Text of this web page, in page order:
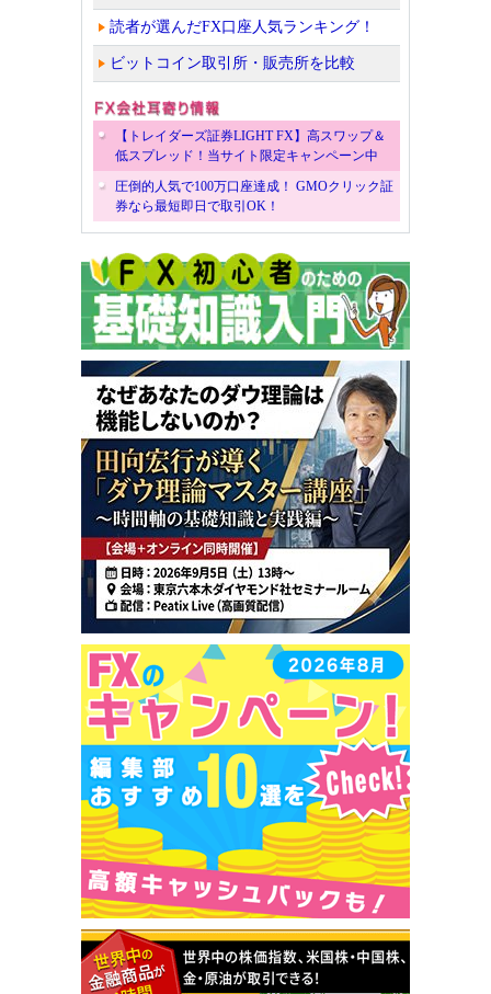
読者が選んだFX口座人気ランキング！
ビットコイン取引所・販売所を比較
【トレイダーズ証券LIGHT FX】高スワップ＆
低スプレッド！当サイト限定キャンペーン中
圧倒的人気で100万口座達成！ GMOクリック証
券なら最短即日で取引OK！